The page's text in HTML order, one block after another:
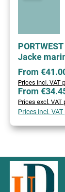
Jacke
From
Prices incl. VAT
From
Prices excl.
Prices incl.